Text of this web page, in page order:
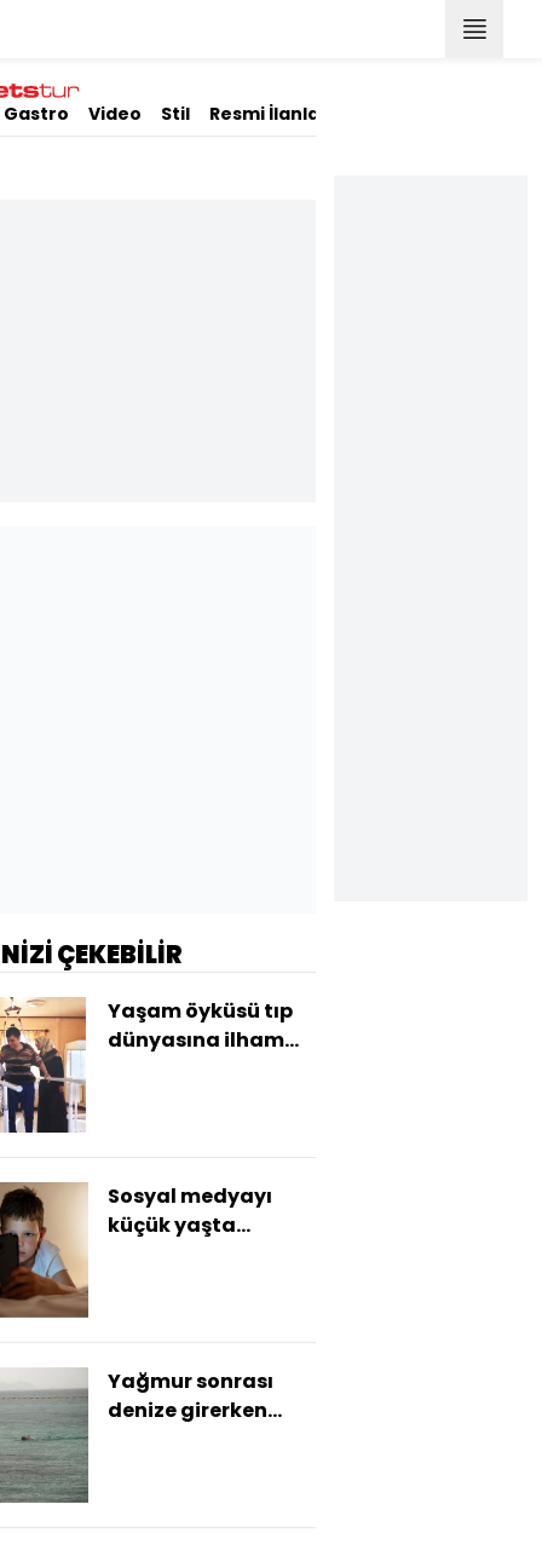
Gastro Video Stil Resmi İlanlar
ÇEKEBİLİR
Yaşam öyküsü tıp
dünyasına ilham
Sosyal medyayı
küçük yaşta
Yağmur sonrası
denize girerken